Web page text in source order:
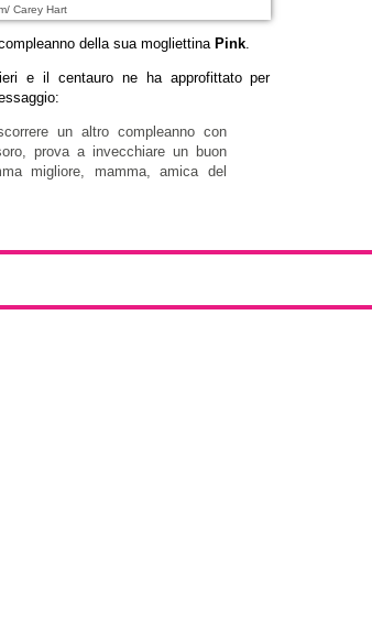
Carey Hart
della sua mogliettina Pink.
e il centauro ne ha approfittato per
un altro compleanno con
prova a invecchiare un buon
migliore, mamma, amica del